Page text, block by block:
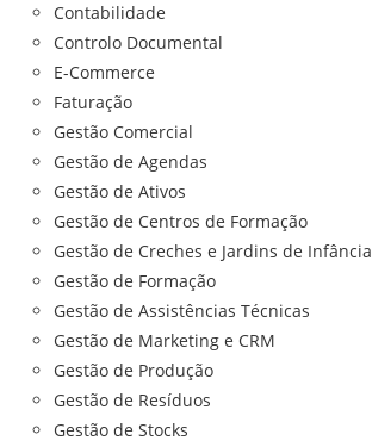
Contabilidade
Controlo Documental
E-Commerce
Faturação
Gestão Comercial
Gestão de Agendas
Gestão de Ativos
Gestão de Centros de Formação
Gestão de Creches e Jardins de Infância
Gestão de Formação
Gestão de Assistências Técnicas
Gestão de Marketing e CRM
Gestão de Produção
Gestão de Resíduos
Gestão de Stocks